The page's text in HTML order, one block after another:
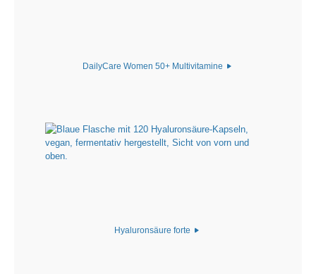
DailyCare Women 50+ Multivitamine
Hyaluronsäure forte